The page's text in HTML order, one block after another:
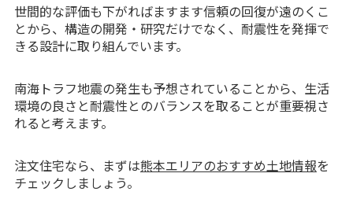
世間的な評価も下がればますます信頼の回復が遠のくこ
とから、構造の開発・研究だけでなく、耐震性を発揮で
きる設計に取り組んでいます。
南海トラフ地震の発生も予想されていることから、生活
環境の良さと耐震性とのバランスを取ることが重要視さ
れると考えます。
注文住宅なら、まずは熊本エリアのおすすめ土地情報を
チェックしましょう。